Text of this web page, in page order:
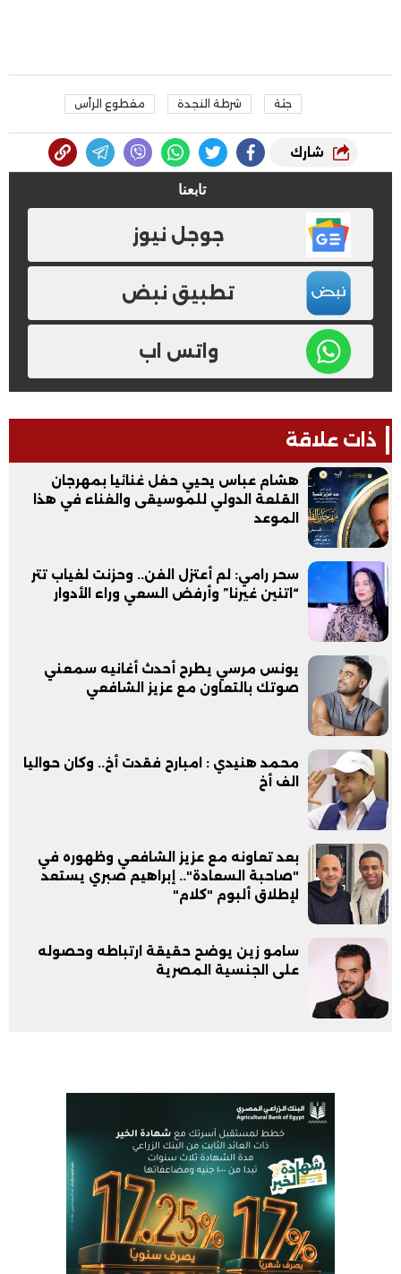
جثة شرطة النجدة مقطوع الرأس
شارك
تابعنا
جوجل نيوز
تطبيق نبض
واتس اب
ذات علاقة
هشام عباس يحيي حفل غنائيا بمهرجان
القلعة الدولي للموسيقى والغناء في هذا
الموعد
سحر رامي: لم أعتزل الفن.. وحزنت لغياب تتر
“اتنين غيرنا” وأرفض السعي وراء الأدوار
يونس مرسي يطرح أحدث أغانيه سمعني
صوتك بالتعاون مع عزيز الشافعي
محمد هنيدي : امبارح فقدت أخ.. وكان حواليا
الف أخ
بعد تعاونه مع عزيز الشافعي وظهوره في
"صاحبة السعادة".. إبراهيم صبري يستعد
لإطلاق ألبوم "كلام"
سامو زين يوضح حقيقة ارتباطه وحصوله
على الجنسية المصرية